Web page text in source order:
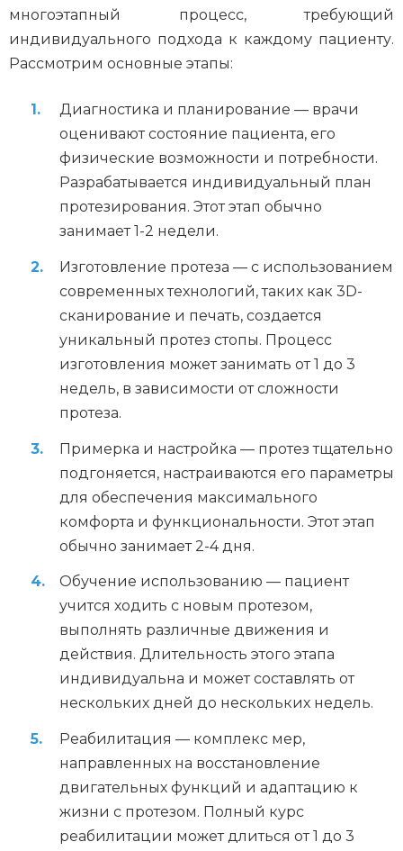
многоэтапный процесс, требующий
индивидуального подхода к каждому пациенту.
Рассмотрим основные этапы:
Диагностика и планирование — врачи
оценивают состояние пациента, его
физические возможности и потребности.
Разрабатывается индивидуальный план
протезирования. Этот этап обычно
занимает 1-2 недели.
Изготовление протеза — с использованием
современных технологий, таких как 3D-
сканирование и печать, создается
уникальный протез стопы. Процесс
изготовления может занимать от 1 до 3
недель, в зависимости от сложности
протеза.
Примерка и настройка — протез тщательно
подгоняется, настраиваются его параметры
для обеспечения максимального
комфорта и функциональности. Этот этап
обычно занимает 2-4 дня.
Обучение использованию — пациент
учится ходить с новым протезом,
выполнять различные движения и
действия. Длительность этого этапа
индивидуальна и может составлять от
нескольких дней до нескольких недель.
Реабилитация — комплекс мер,
направленных на восстановление
двигательных функций и адаптацию к
жизни с протезом. Полный курс
реабилитации может длиться от 1 до 3